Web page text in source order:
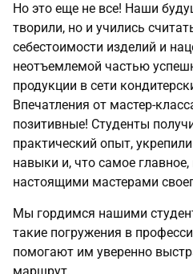
Но это еще не все! Наши
творили, но и учились
себестоимости изделий и
неотъемлемой частью
продукции в сети
Впечатления от мастер-
позитивные! Студенты
практический опыт,
навыки и, что самое
настоящими мастерами
Мы гордимся нашими
такие погружения в
помогают им уверенно
маршрут.